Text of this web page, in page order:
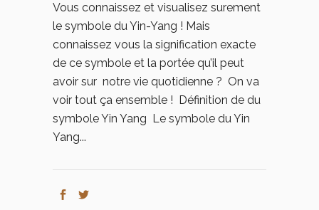
Vous connaissez et visualisez surement
le symbole du Yin-Yang ! Mais
connaissez vous la signification exacte
de ce symbole et la portée qu’il peut
avoir sur notre vie quotidienne ? On va
voir tout ça ensemble ! Définition de du
symbole Yin Yang Le symbole du Yin
Yang...